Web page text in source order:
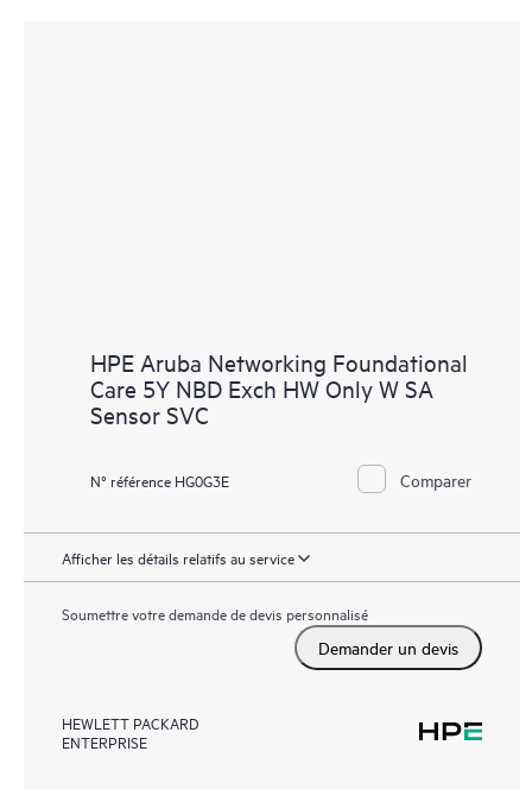
HPE Aruba Networking Foundational
Care 5Y NBD Exch HW Only W SA
Sensor SVC
N° référence HG0G3E Comparer
Afficher les détails relatifs au service
Soumettre votre demande de devis personnalisé
Demander un devis
HEWLETT PACKARD
ENTERPRISE